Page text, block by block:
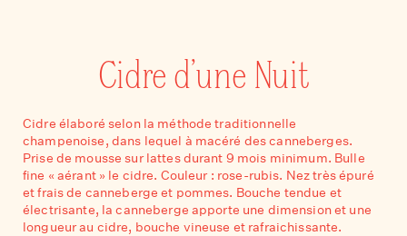
Cidre d’une Nuit
Cidre élaboré selon la méthode traditionnelle
champenoise, dans lequel à macéré des canneberges.
Prise de mousse sur lattes durant 9 mois minimum. Bulle
fine « aérant » le cidre. Couleur : rose-rubis. Nez très épuré
et frais de canneberge et pommes. Bouche tendue et
électrisante, la canneberge apporte une dimension et une
longueur au cidre, bouche vineuse et rafraichissante.